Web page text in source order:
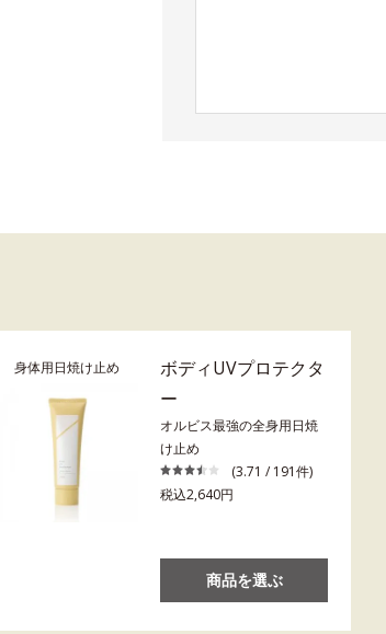
身体用日焼け止め
ボディUVプロテクタ
ー
オルビス最強の全身用日焼
け止め
(3.71 / 191件)
税込2,640円
商品を選ぶ